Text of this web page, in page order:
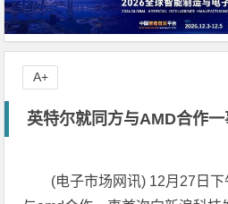
英特尔就同方与AMD合作
(电子市场网讯) 12月27日
A+